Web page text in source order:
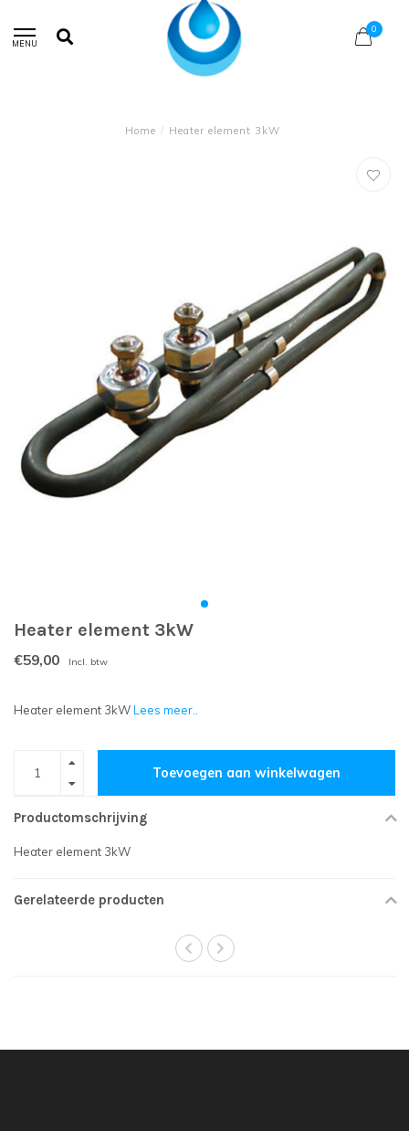
MENU
0
Home / Heater element 3kW
Heater element 3kW
€59,00 Incl. btw
Heater element 3kWLees meer..
Toevoegen aan winkelwagen
Productomschrijving
Heater element 3kW
Gerelateerde producten